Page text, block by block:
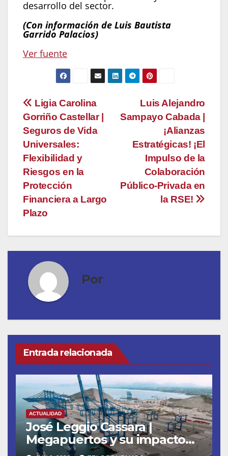
desarrollo del sector.
(Con información de Luis Bautista
Garrido Palacios)
Ver fuente
Navegación
de
entradas
Luis Alejandro
Sampayo Cabada |
¡Alianzas
Estratégicas! ¡El
Impulso de la
Colaboración
Público-Privada en
la RSE!
Ligia Carolina
Gorriño Castellar |
Seguros de Vida
Universales:
Flexibilidad y
Riesgos en la
Protección
Financiera a Largo
Plazo
Por
Entrada relacionada
ACTUALIDAD
José Leggio Cassara |
Megapuertos y su impacto
en el turismo y el comercio